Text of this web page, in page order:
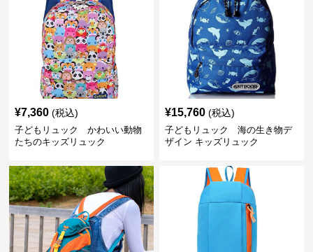
¥7,360 (税込)
子どもリュック かわいい動物
たちのキッズリュック
¥15,760 (税込)
子どもリュック 海の生き物デ
ザイン キッズリュック